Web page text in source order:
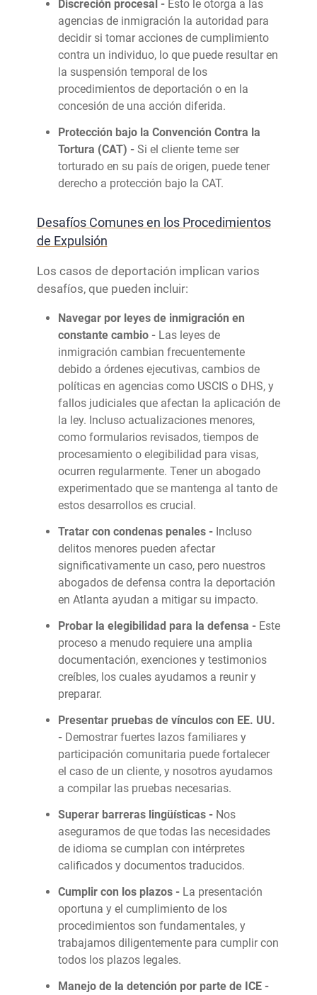
Discreción procesal - Esto le otorga a las
agencias de inmigración la autoridad para
decidir si tomar acciones de cumplimiento
contra un individuo, lo que puede resultar en
la suspensión temporal de los
procedimientos de deportación o en la
concesión de una acción diferida.
Protección bajo la Convención Contra la
Tortura (CAT) - Si el cliente teme ser
torturado en su país de origen, puede tener
derecho a protección bajo la CAT.
Desafíos Comunes en los Procedimientos
de Expulsión
Los casos de deportación implican varios
desafíos, que pueden incluir:
Navegar por leyes de inmigración en
constante cambio - Las leyes de
inmigración cambian frecuentemente
debido a órdenes ejecutivas, cambios de
políticas en agencias como USCIS o DHS, y
fallos judiciales que afectan la aplicación de
la ley. Incluso actualizaciones menores,
como formularios revisados, tiempos de
procesamiento o elegibilidad para visas,
ocurren regularmente. Tener un abogado
experimentado que se mantenga al tanto de
estos desarrollos es crucial.
Tratar con condenas penales - Incluso
delitos menores pueden afectar
significativamente un caso, pero nuestros
abogados de defensa contra la deportación
en Atlanta ayudan a mitigar su impacto.
Probar la elegibilidad para la defensa - Este
proceso a menudo requiere una amplia
documentación, exenciones y testimonios
creíbles, los cuales ayudamos a reunir y
preparar.
Presentar pruebas de vínculos con EE. UU.
- Demostrar fuertes lazos familiares y
participación comunitaria puede fortalecer
el caso de un cliente, y nosotros ayudamos
a compilar las pruebas necesarias.
Superar barreras lingüísticas - Nos
aseguramos de que todas las necesidades
de idioma se cumplan con intérpretes
calificados y documentos traducidos.
Cumplir con los plazos - La presentación
oportuna y el cumplimiento de los
procedimientos son fundamentales, y
trabajamos diligentemente para cumplir con
todos los plazos legales.
Manejo de la detención por parte de ICE -